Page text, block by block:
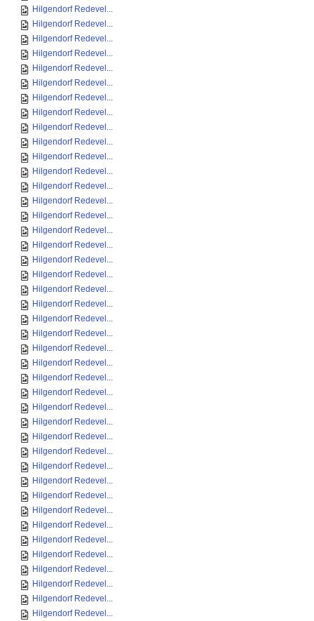
Hilgendorf Redevel...
Hilgendorf Redevel...
Hilgendorf Redevel...
Hilgendorf Redevel...
Hilgendorf Redevel...
Hilgendorf Redevel...
Hilgendorf Redevel...
Hilgendorf Redevel...
Hilgendorf Redevel...
Hilgendorf Redevel...
Hilgendorf Redevel...
Hilgendorf Redevel...
Hilgendorf Redevel...
Hilgendorf Redevel...
Hilgendorf Redevel...
Hilgendorf Redevel...
Hilgendorf Redevel...
Hilgendorf Redevel...
Hilgendorf Redevel...
Hilgendorf Redevel...
Hilgendorf Redevel...
Hilgendorf Redevel...
Hilgendorf Redevel...
Hilgendorf Redevel...
Hilgendorf Redevel...
Hilgendorf Redevel...
Hilgendorf Redevel...
Hilgendorf Redevel...
Hilgendorf Redevel...
Hilgendorf Redevel...
Hilgendorf Redevel...
Hilgendorf Redevel...
Hilgendorf Redevel...
Hilgendorf Redevel...
Hilgendorf Redevel...
Hilgendorf Redevel...
Hilgendorf Redevel...
Hilgendorf Redevel...
Hilgendorf Redevel...
Hilgendorf Redevel...
Hilgendorf Redevel...
Hilgendorf Redevel...